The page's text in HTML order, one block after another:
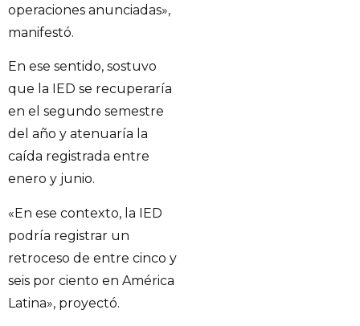
operaciones anunciadas»,
manifestó.
En ese sentido, sostuvo
que la IED se recuperaría
en el segundo semestre
del año y atenuaría la
caída registrada entre
enero y junio.
«En ese contexto, la IED
podría registrar un
retroceso de entre cinco y
seis por ciento en América
Latina», proyectó.